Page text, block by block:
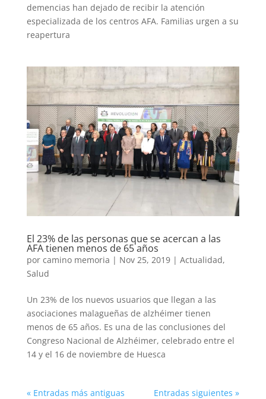
demencias han dejado de recibir la atención
especializada de los centros AFA. Familias urgen a su
reapertura
El 23% de las personas que se acercan a las
AFA tienen menos de 65 años
por camino memoria | Nov 25, 2019| Actualidad,
Salud
Un 23% de los nuevos usuarios que llegan a las
asociaciones malagueñas de alzhéimer tienen
menos de 65 años. Es una de las conclusiones del
Congreso Nacional de Alzhéimer, celebrado entre el
14 y el 16 de noviembre de Huesca
« Entradas más antiguas Entradas siguientes »